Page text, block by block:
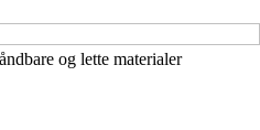
og lette materialer